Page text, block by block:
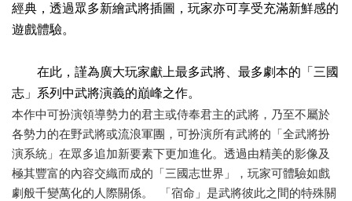
經典，透過眾多新繪武將插圖，玩家亦可享受充滿新鮮感的
遊戲體驗。
在此，謹為廣大玩家獻上最多武將、最多劇本的「三國
志」系列中武將演義的巔峰之作。
本作中可扮演領導勢力的君主或侍奉君主的武將，乃至不屬於
各勢力的在野武將或流浪軍團，可扮演所有武將的「全武將扮
演系統」在眾多追加新要素下更加進化。透過由精美的影像及
極其豐富的內容交織而成的「三國志世界」，玩家可體驗如戲
劇般千變萬化的人際關係。 「宿命」是武將彼此之間的特殊關